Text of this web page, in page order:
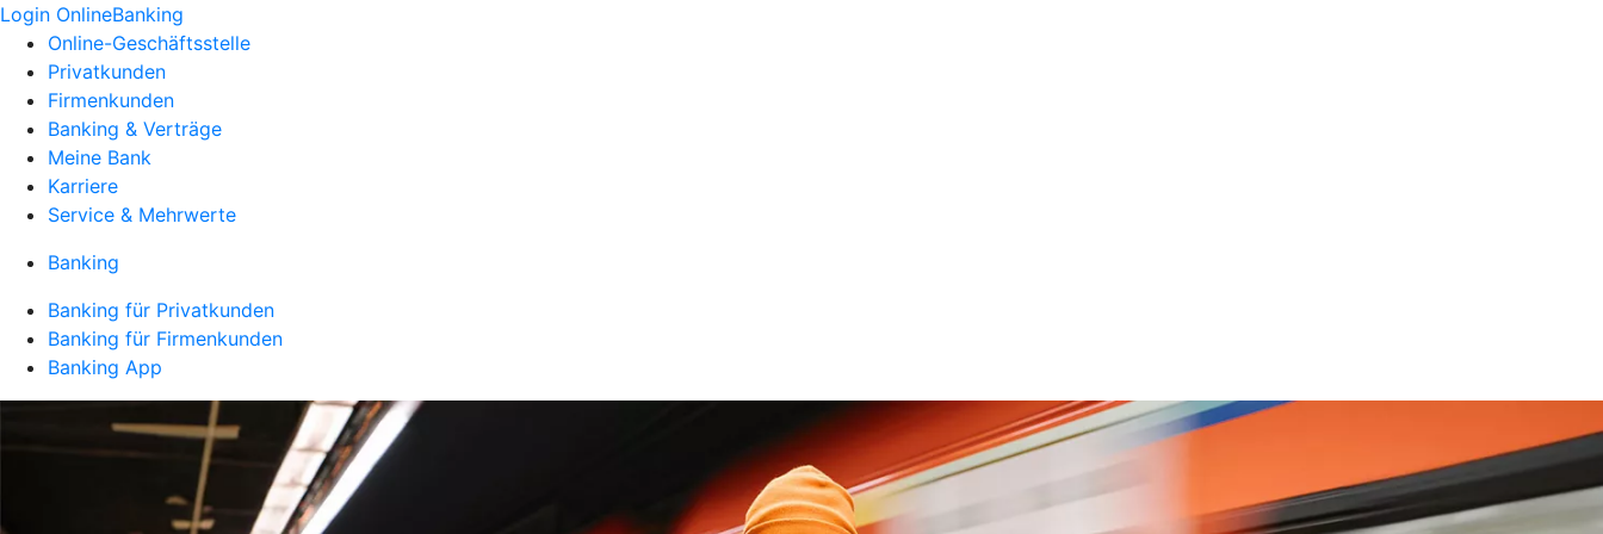
Login OnlineBanking
Online-Geschäftsstelle
Privatkunden
Firmenkunden
Banking & Verträge
Meine Bank
Karriere
Service & Mehrwerte
Banking
Banking für Privatkunden
Banking für Firmenkunden
Banking App